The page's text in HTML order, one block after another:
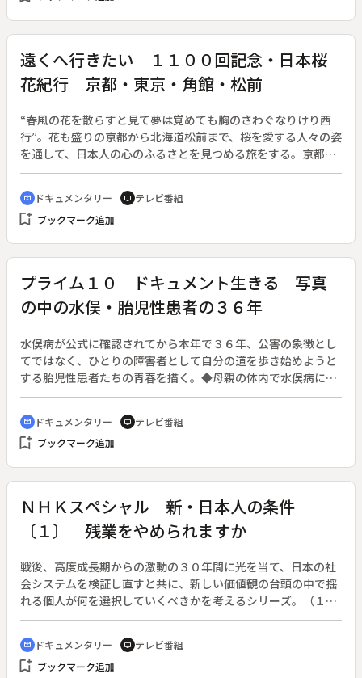
遠くへ行きたい １１００回記念・日本桜
花紀行 京都・東京・角館・松前
“春風の花を散らすと見て夢は覚めても胸のさわぐなりけり西
行”。花も盛りの京都から北海道松前まで、桜を愛する人々の姿
を通して、日本人の心のふるさとを見つめる旅をする。京都の
植木業、桜守りの家系を継ぐ人。富士川原のさくらえび。東京
小金井の桜の木花染。秋田角館の枝垂れ桜と樺細工。北海道の
さくらますと、８千本を誇る松前の桜。一年を通して桜を慕い
愛でる日本人の意識に触れる。旅人は渡辺文雄、語り：藤田弓
cinematic_blur ドキュメンタリー tv テレビ番組
bookmark_add ブックマーク追加
プライム１０ ドキュメント生きる 写真
の中の水俣・胎児性患者の３６年
水俣病が公式に確認されてから本年で３６年、公害の象徴とし
てではなく、ひとりの障害者として自分の道を歩き始めようと
する胎児性患者たちの青春を描く。◆母親の体内で水俣病に侵
され、子供のころから常に胎児性患者の象徴として産業公害を
糾弾する運動の最前線に立たされてきた女性がいる。彼女は自
立を目指し、昨年の春から機織りを始めた。子供の頃から被写
体として写真に撮られてきた男性も１０年前から言葉の代わり
びそのものである。
cinematic_blur ドキュメンタリー tv テレビ番組
bookmark_add ブックマーク追加
ＮＨＫスペシャル 新・日本人の条件
〔１〕 残業をやめられますか
戦後、高度成長期からの激動の３０年間に光を当て、日本の社
会システムを検証し直すと共に、新しい価値観の台頭の中で揺
れる個人が何を選択していくべきかを考えるシリーズ。（１９
９２年４月２６日～１２月２０日放送、全６回）◆第一話「残
業をやめられますか」。労働時間の短縮、時短に関連し日本人
の働き過ぎが是正できるかどうか、企業での定点取材を中心
に、残業を否定できない日本人のメンタリティーをつくモノロ
cinematic_blur ドキュメンタリー tv テレビ番組
bookmark_add ブックマーク追加